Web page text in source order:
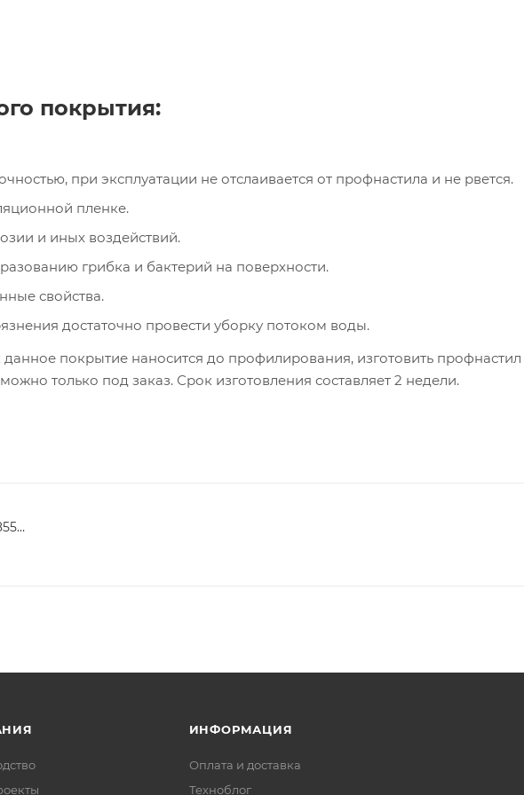
покрытия:
при эксплуатации не отслаивается от профнастила и не рвется.
пленке.
и иных воздействий.
грибка и бактерий на поверхности.
свойства.
достаточно провести уборку потоком воды.
покрытие наносится до профилирования, изготовить профнастил
только под заказ. Срок изготовления составляет 2 недели.
736040e433ff495d39188855b3b3daf6
ИНФОРМАЦИЯ
Оплата и доставка
Техноблог